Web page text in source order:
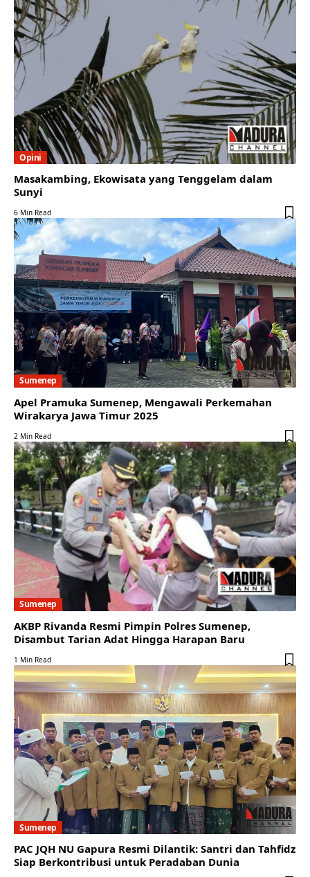
Opini
Masakambing, Ekowisata yang Tenggelam dalam
Sunyi
6 Min Read
Sumenep
Apel Pramuka Sumenep, Mengawali Perkemahan
Wirakarya Jawa Timur 2025
2 Min Read
Sumenep
AKBP Rivanda Resmi Pimpin Polres Sumenep,
Disambut Tarian Adat Hingga Harapan Baru
1 Min Read
Sumenep
PAC JQH NU Gapura Resmi Dilantik: Santri dan Tahfidz
Siap Berkontribusi untuk Peradaban Dunia